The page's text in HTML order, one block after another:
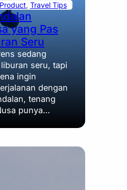
Product, Travel Tips
yang Pas
Seru
sedang
seru, tapi
ingin
dengan
tenang
punya…